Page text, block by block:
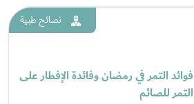
نصائح طبية
فوائد التمر في رمضان وفائدة الإفطار على
التمر للصائم